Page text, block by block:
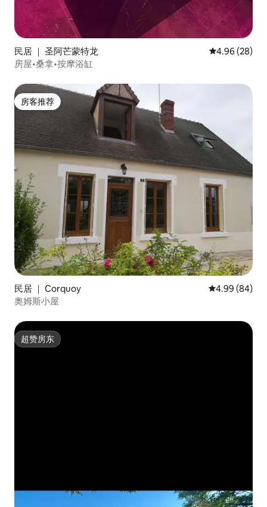
民居 ｜ 圣阿芒蒙特龙 平均评分 4.96
4.96 (28)
房屋•桑拿•按摩浴缸
房客推荐
房客推荐
民居 ｜ Corquoy 平均评分 4.99
4.99 (84)
奥姆斯小屋
超赞房东
超赞房东